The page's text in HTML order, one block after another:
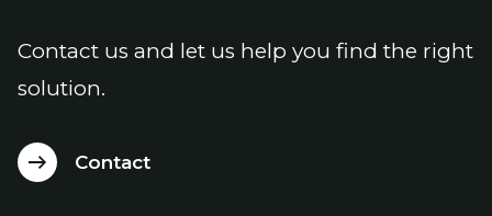
Contact us and let us help you find the right
solution.
Contact